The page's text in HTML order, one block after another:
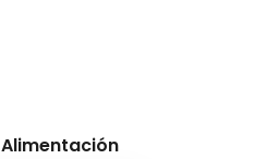
Alimentación